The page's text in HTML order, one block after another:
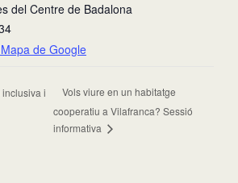
del Centre de Badalona
de Google
i
Vols viure en un habitatge
cooperatiu a Vilafranca? Sessió
informativa